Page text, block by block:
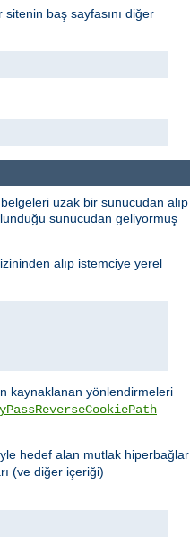
baş sayfasını diğer
uzak bir sunucudan alıp
sunucudan geliyormuş
alıp istemciye yerel
kaynaklanan yönlendirmeleri
hedef alan mutlak hiperbağlar
(ve diğer içeriği)